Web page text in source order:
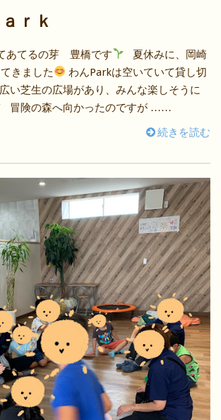
ｒｋ
てるの芽 豊橋です
夏休みに、岡崎
きました
わんParkは空いていて貸し切
い芝生の広場があり、みんな楽しそうに
冒険の森へ向かったのですが ……
続きを読む